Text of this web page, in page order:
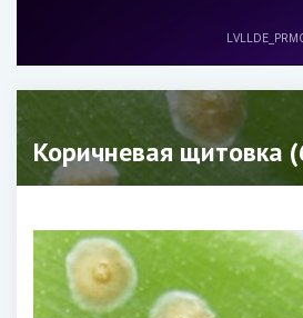
Коричневая щитовка